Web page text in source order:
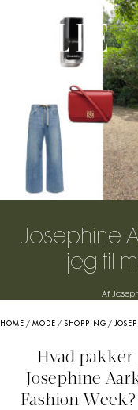
Josephine
jeg til
Af
HOME /MODE / SHOPPING /
Hvad pakker
Josephine
Fashion